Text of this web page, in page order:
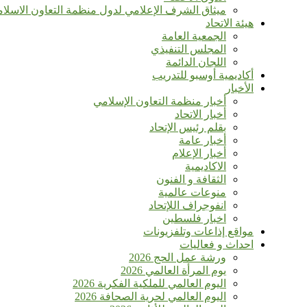
ميثاق الشرف الإعلامي لدول منظمة التعاون
هيئة الاتحاد
الجمعية العامة
المجلس التنفيذي
اللجان الدائمة
أكاديمية أوسبو للتدريب
الأخبار
أخبار منظمة التعاون الإسلامي
أخبار الاتحاد
بقلم رئيس الإتحاد
أخبار عامة
أخبار الإعلام
الاكاديمية
الثقافة و الفنون
منوعات عالمية
انفوجراف اللإتحاد
اخبار فلسطين
مواقع إذاعات وتلفزيونات
احداث و فعاليات
ورشة عمل الحج 2026
يوم المرأة العالمي 2026
اليوم العالمي للملكية الفكرية 2026
اليوم العالمي لحرية الصحافة 2026